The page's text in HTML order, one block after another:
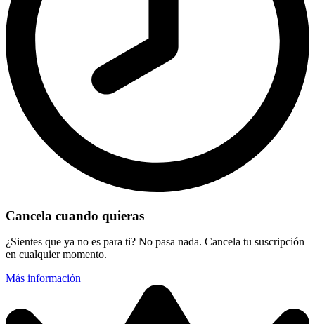
Cancela cuando quieras
¿Sientes que ya no es para ti? No pasa nada. Cancela tu suscripción
en cualquier momento.
Más información